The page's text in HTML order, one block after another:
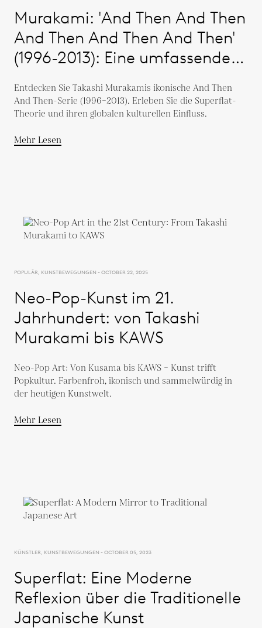
Murakami: 'And Then And Then
And Then And Then And Then'
(1996-2013): Eine umfassende
Entdecken Sie Takashi Murakamis ikonische And Then
And Then-Serie (1996–2013). Erleben Sie die Superflat-
Theorie und ihren globalen kulturellen Einfluss.
Mehr Lesen
POPULÄR, KUNSTBEWEGUNGEN - OCTOBER 22, 2025
Neo-Pop-Kunst im 21.
Jahrhundert: von Takashi
Murakami bis KAWS
Neo-Pop Art: Von Kusama bis KAWS – Kunst trifft
Popkultur. Farbenfroh, ikonisch und sammelwürdig in
der heutigen Kunstwelt.
Mehr Lesen
KÜNSTLER, KUNSTBEWEGUNGEN - OCTOBER 05, 2023
Superflat: Eine Moderne
Reflexion über die Traditionelle
Japanische Kunst